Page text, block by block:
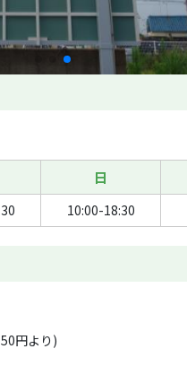
日
10:00-18:30
円より)